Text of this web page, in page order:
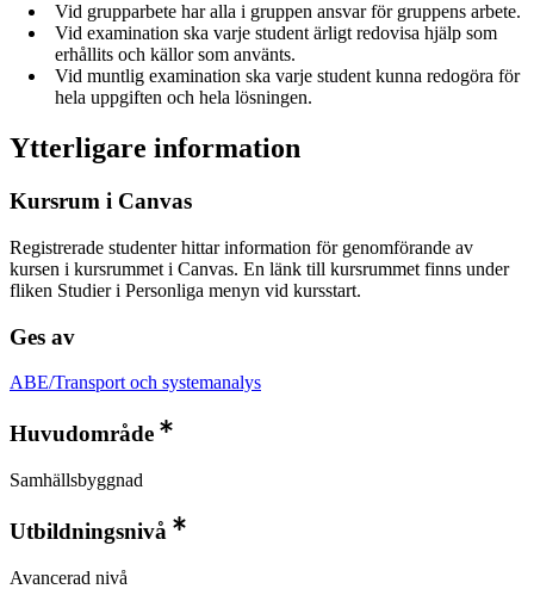
Vid grupparbete har alla i gruppen ansvar för gruppens arbete.
Vid examination ska varje student ärligt redovisa hjälp som
erhållits och källor som använts.
Vid muntlig examination ska varje student kunna redogöra för
hela uppgiften och hela lösningen.
Ytterligare information
Kursrum i Canvas
Registrerade studenter hittar information för genomförande av
kursen i kursrummet i Canvas. En länk till kursrummet finns under
fliken Studier i Personliga menyn vid kursstart.
Ges av
ABE/Transport och systemanalys
Huvudområde
Samhällsbyggnad
Utbildningsnivå
Avancerad nivå